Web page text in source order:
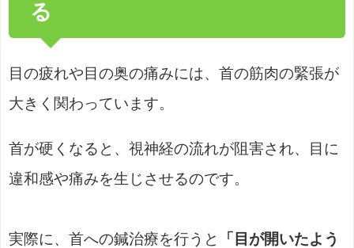
る
目の疲れや目の奥の痛みには、首の筋肉の緊張が
大きく関わっています。
首が硬くなると、視神経の流れが阻害され、目に
違和感や痛みを生じさせるのです。
実際に、首への鍼治療を行うと
「目が開いたよう